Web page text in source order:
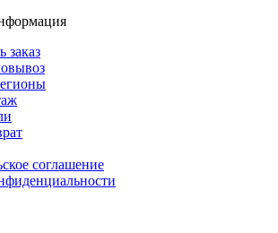
заказ
соглашение